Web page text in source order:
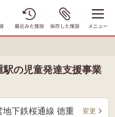
の児童発達支援事業
下鉄桜通線 徳重 変更